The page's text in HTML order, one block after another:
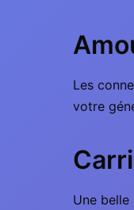
Les
votre
Une